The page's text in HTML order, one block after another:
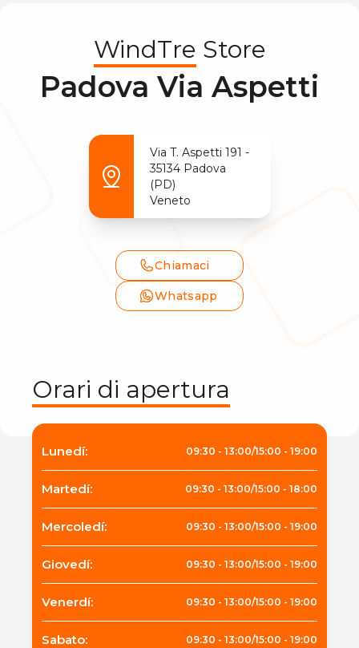
WindTre Store
Padova Via Aspetti
Via T. Aspetti 191 -
35134 Padova
(PD)
Veneto
Chiamaci
Whatsapp
Orari di apertura
Lunedí: 09:30 - 13:00/15:00 - 19:00
Martedí: 09:30 - 13:00/15:00 - 18:00
Mercoledí: 09:30 - 13:00/15:00 - 19:00
Giovedí: 09:30 - 13:00/15:00 - 19:00
Venerdí: 09:30 - 13:00/15:00 - 19:00
Sabato: 09:30 - 13:00/15:00 - 19:00